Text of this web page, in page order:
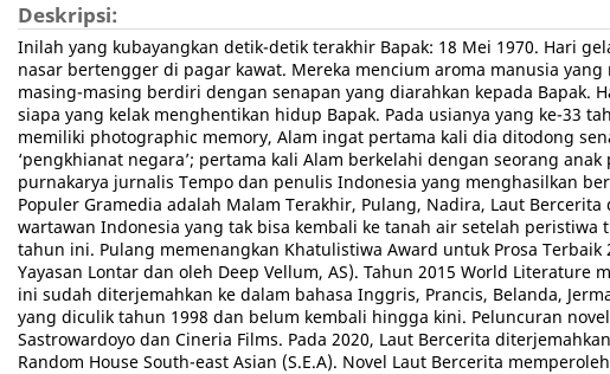
Deskripsi:
Inilah yang kubayangkan detik-detik terakhir Bapak: 18 Mei 1970. Hari
nasar bertengger di pagar kawat. Mereka mencium aroma manusia
masing-masing berdiri dengan senapan yang diarahkan kepada Bapak.
siapa yang kelak menghentikan hidup Bapak. Pada usianya yang ke-33
memiliki photographic memory, Alam ingat pertama kali dia ditodong
‘pengkhianat negara’; pertama kali Alam berkelahi dengan seorang
purnakarya jurnalis Tempo dan penulis Indonesia yang menghasilkan
Populer Gramedia adalah Malam Terakhir, Pulang, Nadira, Laut
wartawan Indonesia yang tak bisa kembali ke tanah air setelah
tahun ini. Pulang memenangkan Khatulistiwa Award untuk Prosa
Yayasan Lontar dan oleh Deep Vellum, AS). Tahun 2015 World
ini sudah diterjemahkan ke dalam bahasa Inggris, Prancis, Belanda,
yang diculik tahun 1998 dan belum kembali hingga kini. Peluncuran
Sastrowardoyo dan Cineria Films. Pada 2020, Laut Bercerita
Random House South-east Asian (S.E.A). Novel Laut Bercerita